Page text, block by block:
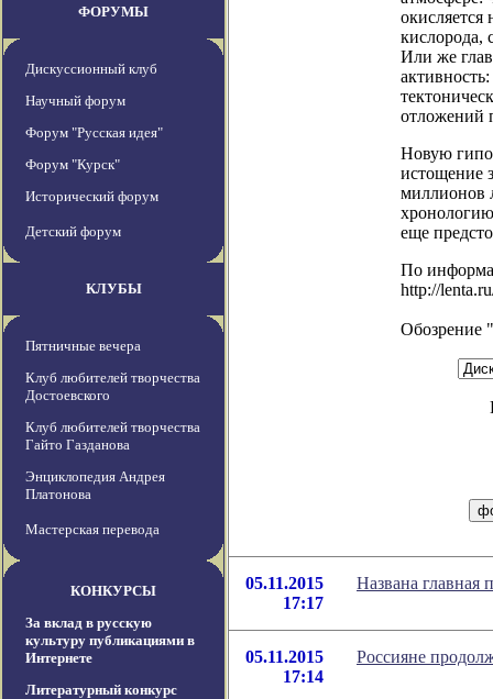
ФОРУМЫ
Дискуссионный клуб
Научный форум
Форум "Русская идея"
Форум "Курск"
Исторический форум
Детский форум
КЛУБЫ
Пятничные вечера
Клуб любителей творчества
Достоевского
Клуб любителей творчества
Гайто Газданова
Энциклопедия Андрея
Платонова
Мастерская перевода
КОНКУРСЫ
За вклад в русскую
культуру публикациями в
Интернете
Литературный конкурс
окисляется
кислорода,
Или же
отложений
Новую
истощение
миллионов
еще
По
http://
Обозрение "
05.11.2015
17:17
Названа главная
05.11.2015
17:14
Россияне